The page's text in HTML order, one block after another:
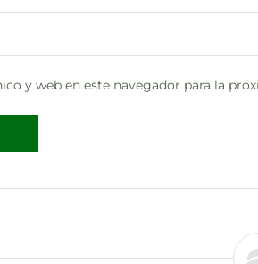
y web en este navegador para la